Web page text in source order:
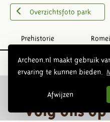
Archeon.nl maakt gebruik
ervaring te kunnen bieden.
Afwijzen
Overzichtsfoto park
Prehistorie